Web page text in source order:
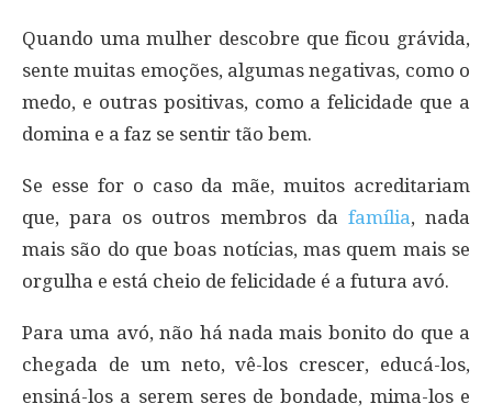
Quando uma mulher descobre que ficou grávida,
sente muitas emoções, algumas negativas, como o
medo, e outras positivas, como a felicidade que a
domina e a faz se sentir tão bem.
Se esse for o caso da mãe, muitos acreditariam
que, para os outros membros da família, nada
mais são do que boas notícias, mas quem mais se
orgulha e está cheio de felicidade é a futura avó.
Para uma avó, não há nada mais bonito do que a
chegada de um neto, vê-los crescer, educá-los,
ensiná-los a serem seres de bondade, mima-los e